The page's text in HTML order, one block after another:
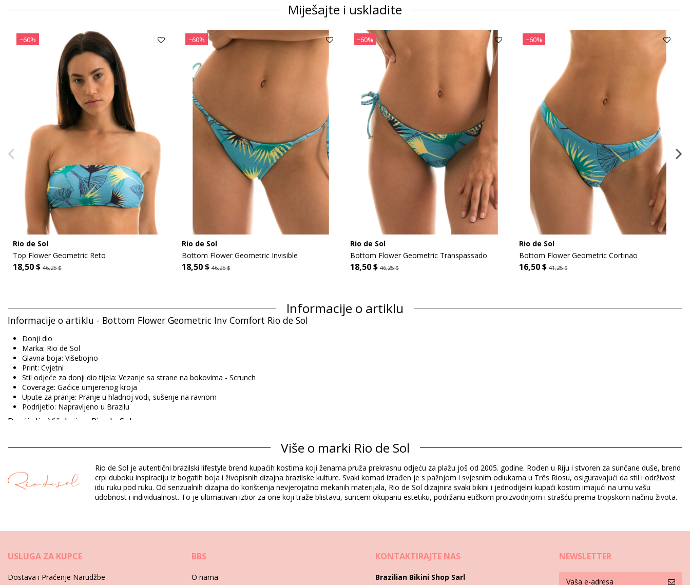
Miješajte i uskladite
−60%
Rio de Sol
Top Flower Geometric Reto
18,50 $ 46,25 $
−60%
Rio de Sol
Bottom Flower Geometric Invisible
18,50 $46,25 $
−60%
Rio de Sol
Bottom Flower Geometric Transpassado
18,50 $ 46,25 $
−60%
Rio de Sol
Bottom Flower Geometric Cortinao
16,50 $41,25 $
Informacije o artiklu
Informacije o artiklu - Bottom Flower Geometric Inv Comfort Rio de Sol
Donji dio
Marka: Rio de Sol
Glavna boja: Višebojno
Print: Cvjetni
Stil odjeće za donji dio tijela: Vezanje sa strane na bokovima - Scrunch
Coverage: Gaćice umjerenog kroja
Upute za pranje: Pranje u hladnoj vodi, sušenje na ravnom
Podrijetlo: Napravljeno u Brazilu
Donji dio Višebojno Rio de Sol
Podstava: 86% Polyamide, 14% Elastane (LYCRA XTRA LIFE) Oeko
Informacije o proizvodu
Odjel: Za žene, Donji dio
Pakiranje uključuje: 1 x Donji dio (Drugi pribor koji nije uključen)
EAN: XS (7899810156167), S (7899810156174), M (7899810156181), L (7899810156198), XL (7899810156204)
Ispis nije točan i može varirati naspram reza
Retuširane fotografije
Upute za pranje i njegu
Više o marki Rio de Sol
Rio de Sol je autentični brazilski lifestyle brend kupaćih kostima koji ženama pruža prekrasnu odjeću za plažu još od 2005. godine. Rođen u Riju i stvoren za sunčane duše, brend
crpi duboku inspiraciju iz bogatih boja i živopisnih dizajna brazilske kulture. Svaki komad izrađen je s pažnjom i svjesnim odlukama u Três Riosu, osiguravajući da stil i održivost
idu ruku pod ruku. Od senzualnih dizajna do korištenja nevjerojatno mekanih materijala, Rio de Sol dizajnira svaki bikini i jednodijelni kupaći kostim imajući na umu vašu
udobnost i individualnost. To je ultimativan izbor za one koji traže blistavu, suncem okupanu estetiku, podržanu etičkom proizvodnjom i strašću prema tropskom načinu života.
USLUGA ZA KUPCE
Dostava i Praćenje Narudžbe
BBS
O nama
KONTAKTIRAJTE NAS
Brazilian Bikini Shop Sarl
NEWSLETTER